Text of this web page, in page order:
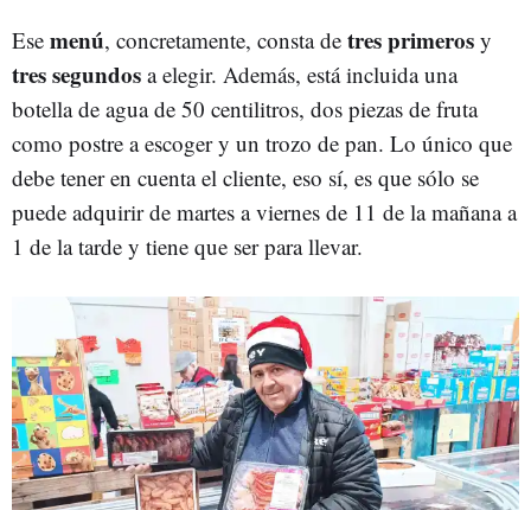
Ese menú, concretamente, consta de tres primeros y
tres segundos a elegir. Además, está incluida una
botella de agua de 50 centilitros, dos piezas de fruta
como postre a escoger y un trozo de pan. Lo único que
debe tener en cuenta el cliente, eso sí, es que sólo se
puede adquirir de martes a viernes de 11 de la mañana a
1 de la tarde y tiene que ser para llevar.